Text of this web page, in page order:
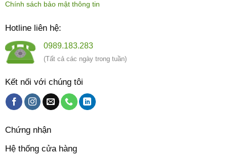
Chính sách bảo mật thông tin
Hotline liên hệ:
0989.183.283
(Tất cả các ngày trong tuần)
Kết nối với chúng tôi
Chứng nhận
Hệ thống cửa hàng